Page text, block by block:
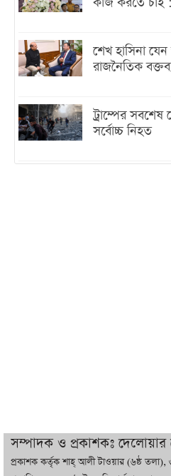
শেখ হাসিনা
রাজনৈতিক
ট্রাম্পের
সর্বোচ্চ নিহত
দুবাইয়ে
ফার্ম নিয়োগ
সম্পাদক ও প্রকাশকঃ
প্রকাশক কর্তৃক শাহ্ আলী টাওয়ার (৬ষ্ঠ তলা),